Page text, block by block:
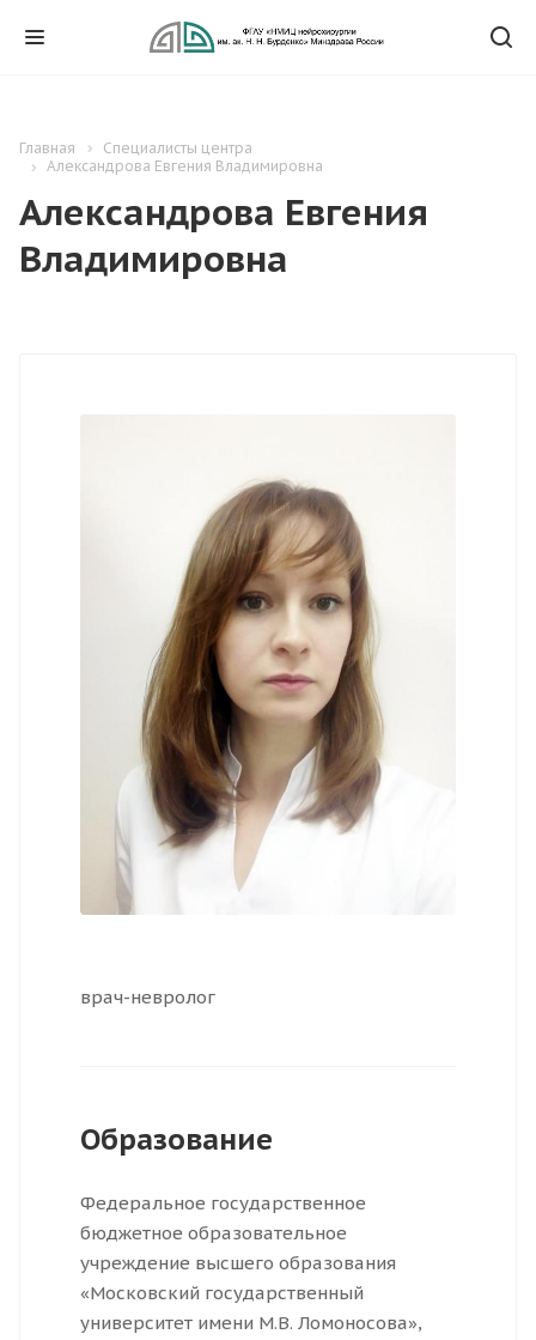
Главная
Специалисты центра
Александрова Евгения Владимировна
Александрова Евгения
Владимировна
врач-невролог
Образование
Федеральное государственное
бюджетное образовательное
учреждение высшего образования
«Московский государственный
университет имени М.В. Ломоносова»,